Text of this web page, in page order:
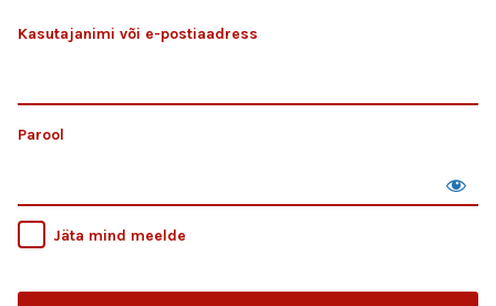
Kasutajanimi või e-postiaadress
Parool
Jäta mind meelde